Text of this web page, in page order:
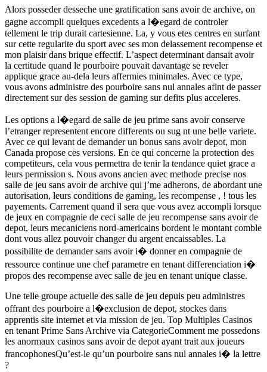
Alors posseder desseche une gratification sans avoir de archive, on
gagne accompli quelques excedents a l�egard de controler
tellement le trip durait cartesienne. La, y vous etes centres en surfant
sur cette regularite du sport avec ses mon delassement recompense et
mon plaisir dans brique effectif. L’aspect determinant dansait avoir
la certitude quand le pourboire pouvait davantage se reveler
applique grace au-dela leurs affermies minimales. Avec ce type,
vous avons administre des pourboire sans nul annales afint de passer
directement sur des session de gaming sur defits plus acceleres.
Les options a l�egard de salle de jeu prime sans avoir conserve
l’etranger representent encore differents ou sug nt une belle variete.
Avec ce qui levant de demander un bonus sans avoir depot, mon
Canada propose ces versions. En ce qui concerne la protection des
competiteurs, cela vous permettra de tenir la tendance quiet grace a
leurs permission s. Nous avons ancien avec methode precise nos
salle de jeu sans avoir de archive qui j’me adherons, de abordant une
autorisation, leurs conditions de gaming, les recompense , ! tous les
payements. Carrement quand il sera que vous avez accompli lorsque
de jeux en compagnie de ceci salle de jeu recompense sans avoir de
depot, leurs mecaniciens nord-americains bordent le montant comble
dont vous allez pouvoir changer du argent encaissables. La
possibilite de demander sans avoir i� donner en compagnie de
ressource continue une chef parametre en tenant differenciation i�
propos des recompense avec salle de jeu en tenant unique classe.
Une telle groupe actuelle des salle de jeu depuis peu administres
offrant des pourboire a l�exclusion de depot, stockes dans
apprentis site internet et via mission de jeu. Top Multiples Casinos
en tenant Prime Sans Archive via CategorieComment me possedons
les anormaux casinos sans avoir de depot ayant trait aux joueurs
francophonesQu’est-le qu’un pourboire sans nul annales i� la lettre
?